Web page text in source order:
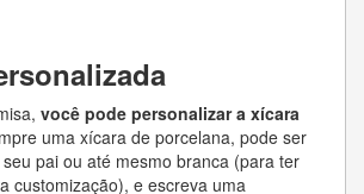
você pode personalizar a xícara
uma xícara de porcelana, pode ser
pai ou até mesmo branca (para ter
customização), e escreva uma